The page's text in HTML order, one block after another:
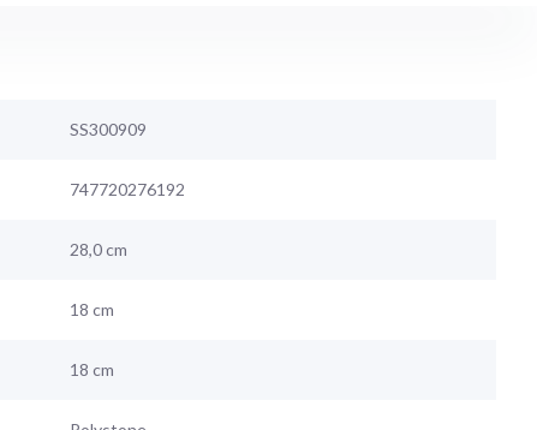
SS300909
747720276192
28,0 cm
18 cm
18 cm